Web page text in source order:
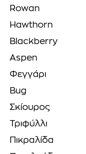
Rowan
Hawthorn
Blackberry
Aspen
Φεγγάρι
Bug
Σκίουρος
Τριφύλλι
Πικραλίδα